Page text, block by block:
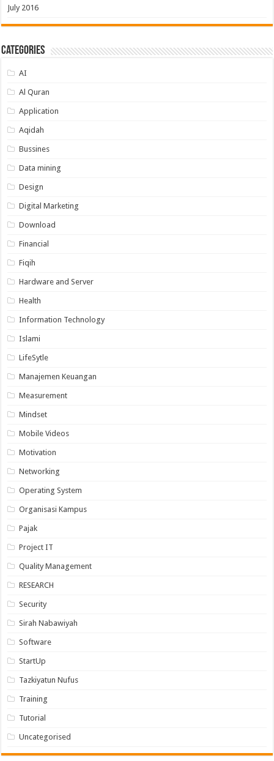
July 2016
Categories
AI
Al Quran
Application
Aqidah
Bussines
Data mining
Design
Digital Marketing
Download
Financial
Fiqih
Hardware and Server
Health
Information Technology
Islami
LifeSytle
Manajemen Keuangan
Measurement
Mindset
Mobile Videos
Motivation
Networking
Operating System
Organisasi Kampus
Pajak
Project IT
Quality Management
RESEARCH
Security
Sirah Nabawiyah
Software
StartUp
Tazkiyatun Nufus
Training
Tutorial
Uncategorised